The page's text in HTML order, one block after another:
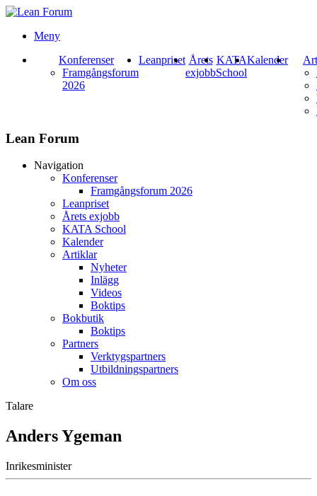
Meny
Konferenser
Framgångsforum
2026
Leanpriset Årets
exjobb
KATA
School
Kalender
Lean Forum
Navigation
Konferenser
Framgångsforum 2026
Leanpriset
Årets exjobb
KATA School
Kalender
Artiklar
Nyheter
Inlägg
Videos
Boktips
Bokbutik
Boktips
Partners
Verktygspartners
Utbildningspartners
Om oss
Talare
Anders Ygeman
Inrikesminister